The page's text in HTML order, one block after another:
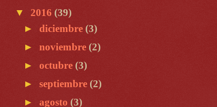
▼ 2016 (39)
► diciembre (3)
► noviembre (2)
► octubre (3)
► septiembre (2)
► agosto (3)